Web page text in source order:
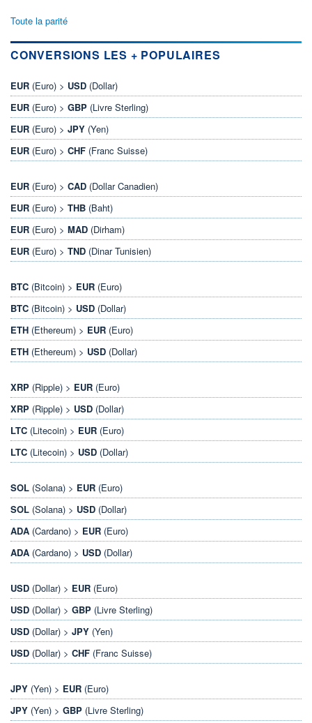
Toute la parité
CONVERSIONS LES + POPULAIRES
EUR (Euro) > USD (Dollar)
EUR (Euro) > GBP (Livre Sterling)
EUR (Euro) > JPY (Yen)
EUR (Euro) > CHF (Franc Suisse)
EUR (Euro) > CAD (Dollar Canadien)
EUR (Euro) > THB (Baht)
EUR (Euro) > MAD (Dirham)
EUR (Euro) > TND (Dinar Tunisien)
BTC (Bitcoin) > EUR (Euro)
BTC (Bitcoin) > USD (Dollar)
ETH (Ethereum) > EUR (Euro)
ETH (Ethereum) > USD (Dollar)
XRP (Ripple) > EUR (Euro)
XRP (Ripple) > USD (Dollar)
LTC (Litecoin) > EUR (Euro)
LTC (Litecoin) > USD (Dollar)
SOL (Solana) > EUR (Euro)
SOL (Solana) > USD (Dollar)
ADA (Cardano) > EUR (Euro)
ADA (Cardano) > USD (Dollar)
USD (Dollar) > EUR (Euro)
USD (Dollar) > GBP (Livre Sterling)
USD (Dollar) > JPY (Yen)
USD (Dollar) > CHF (Franc Suisse)
JPY (Yen) > EUR (Euro)
JPY (Yen) > GBP (Livre Sterling)